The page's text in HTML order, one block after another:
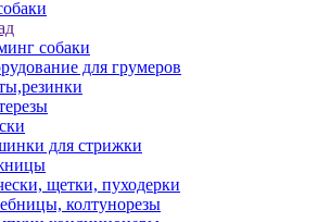
собаки
для грумеров
для стрижки
щетки, пуходерки
колтунорезы